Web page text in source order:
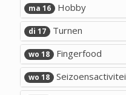
ma 16 Hobby
di 17 Turnen
wo 18 Fingerfood
wo 18